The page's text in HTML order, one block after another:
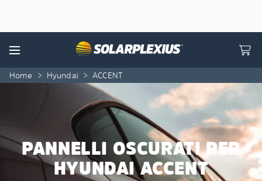
Menu
Home > Hyundai > ACCENT
PANNELLI OSCURATI PER
HYUNDAI ACCENT